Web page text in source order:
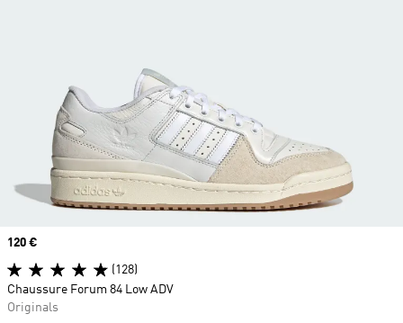
Prix
120 €
(128)
Chaussure Forum 84 Low ADV
Originals